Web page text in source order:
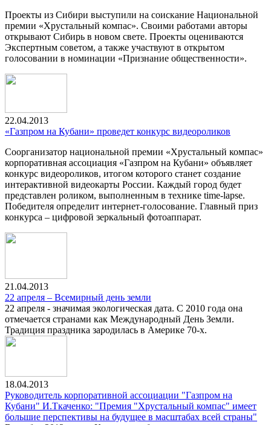
Проекты из Сибири выступили на соискание Национальной
премии «Хрустальный компас». Своими работами авторы
открывают Сибирь в новом свете. Проекты оцениваются
Экспертным советом, а также участвуют в открытом
голосовании в номинации «Признание общественности».
22.04.2013
«Газпром на Кубани» проведет конкурс видеороликов
Соорганизатор национальной премии «Хрустальный компас»
корпоративная ассоциация «Газпром на Кубани» объявляет
конкурс видеороликов, итогом которого станет создание
интерактивной видеокарты России. Каждый город будет
представлен роликом, выполненным в технике time-lapse.
Победителя определит интернет-голосование. Главный приз
конкурса – цифровой зеркальный фотоаппарат.
21.04.2013
22 апреля – Всемирный день земли
22 апреля - значимая экологическая дата. С 2010 года она
отмечается странами как Международный День Земли.
Традиция праздника зародилась в Америке 70-х.
18.04.2013
Руководитель корпоративной ассоциации "Газпром на
Кубани" И.Ткаченко: "Премия "Хрустальный компас" имеет
большие перспективы на будущее в масштабах всей страны"